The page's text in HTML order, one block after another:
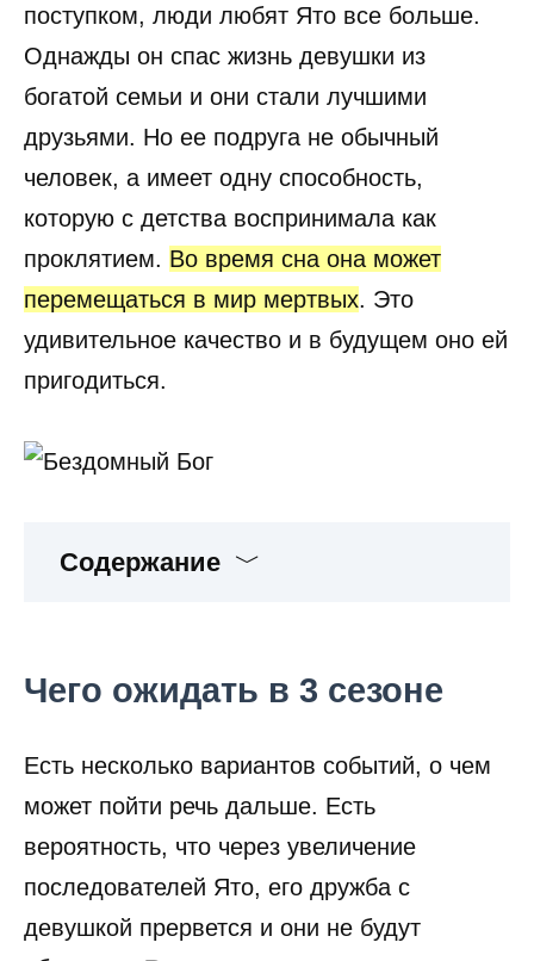
поступком, люди любят Ято все больше.
Однажды он спас жизнь девушки из
богатой семьи и они стали лучшими
друзьями. Но ее подруга не обычный
человек, а имеет одну способность,
которую с детства воспринимала как
проклятием. Во время сна она может
перемещаться в мир мертвых. Это
удивительное качество и в будущем оно ей
пригодиться.
Содержание
Чего ожидать в 3 сезоне
Есть несколько вариантов событий, о чем
может пойти речь дальше. Есть
вероятность, что через увеличение
последователей Ято, его дружба с
девушкой прервется и они не будут